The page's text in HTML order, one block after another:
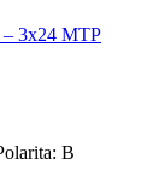
3x24 MTP
B